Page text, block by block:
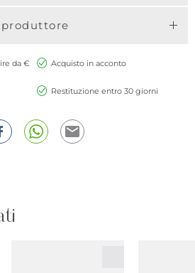
da €
Acquisto in acconto
Restituzione entro 30 giorni